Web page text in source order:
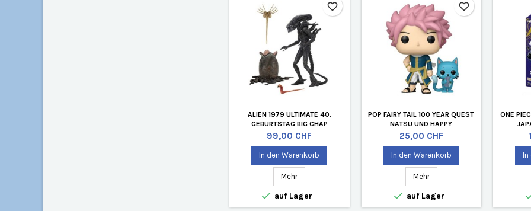
ALIEN 1979 ULTIMATE 40.
GEBURTSTAG BIG CHAP
Preis
99,00 CHF
In den Warenkorb
Mehr
 auf Lager
favorite_border
POP FAIRY TAIL 100 YEAR QUEST
NATSU UND HAPPY
Preis
25,00 CHF
In den Warenkorb
Mehr
 auf Lager
favorite_border
ONE
In